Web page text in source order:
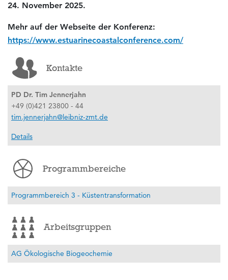
24. November 2025.
Mehr auf der Webseite der Konferenz:
https://www.estuarinecoastalconference.com/
Kontakte
PD Dr. Tim Jennerjahn
+49 (0)421 23800 - 44
tim.jennerjahn@leibniz-zmt.de
Details
Programmbereiche
Programmbereich 3 - Küstentransformation
Arbeitsgruppen
AG Ökologische Biogeochemie